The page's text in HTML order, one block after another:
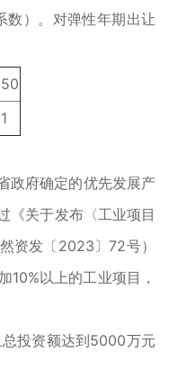
数）。对弹性年期出让
50
1
府确定的优先发展产
《关于发布〈工业项目
资发〔2023〕72号）
10%以上的工业项目，
资额达到5000万元